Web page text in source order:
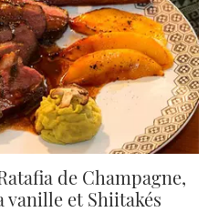
de Champagne,
vanille et Shiitakés